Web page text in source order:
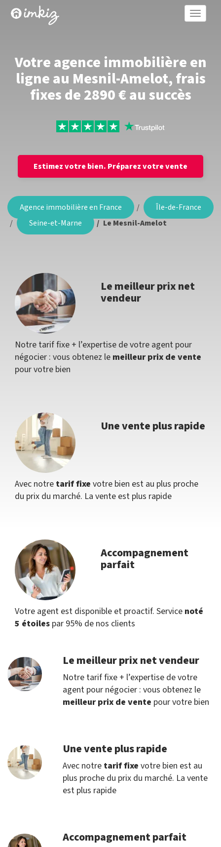
Toggle
Votre agence immobilière en
ligne au Mesnil-Amelot, frais
fixes de 2890 € au succès
Estimez votre bien. Préparez votre vente
Agence immobilière en France
Île-de-France
Seine-et-Marne
Le Mesnil-Amelot
Le meilleur prix net
vendeur
Notre tarif fixe + l’expertise de votre agent pour
négocier : vous obtenez le meilleur prix de vente
pour votre bien
Une vente plus rapide
Avec notre tarif fixe votre bien est au plus proche
du prix du marché. La vente est plus rapide
Accompagnement
parfait
Votre agent est disponible et proactif. Service noté
5 étoiles par 95% de nos clients
Le meilleur prix net vendeur
Notre tarif fixe + l’expertise de votre
agent pour négocier : vous obtenez le
meilleur prix de vente pour votre bien
Une vente plus rapide
Avec notre tarif fixe votre bien est au
plus proche du prix du marché. La vente
est plus rapide
Accompagnement parfait